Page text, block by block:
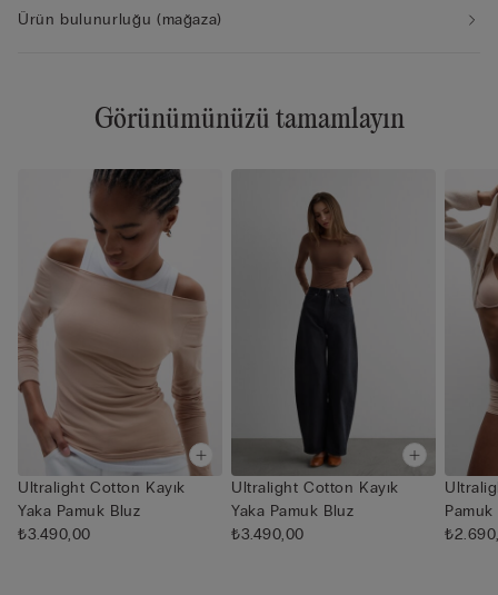
Ürün bulunurluğu (mağaza)
Görünümünüzü tamamlayın
Ultralight Cotton Kayık
Yaka Pamuk Bluz
₺3.490,00
Ultralight Cotton Kayık
Yaka Pamuk Bluz
₺3.490,00